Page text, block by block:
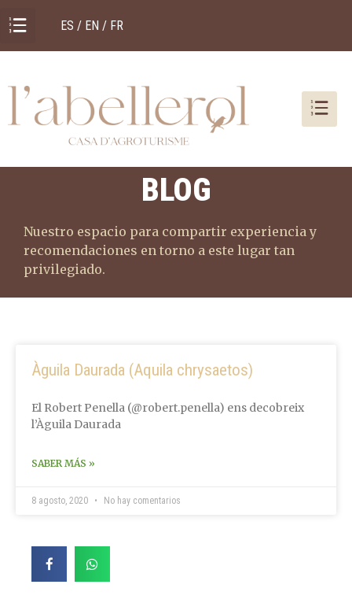
ES / EN / FR
BLOG
Nuestro espacio para compartir experiencia y
recomendaciones en torno a este lugar tan
privilegiado.
Àguila Daurada (Aquila chrysaetos)
El Robert Penella (@robert.penella) ens decobreix
l’Àguila Daurada
SABER MÁS »
8 agosto, 2020 No hay comentarios